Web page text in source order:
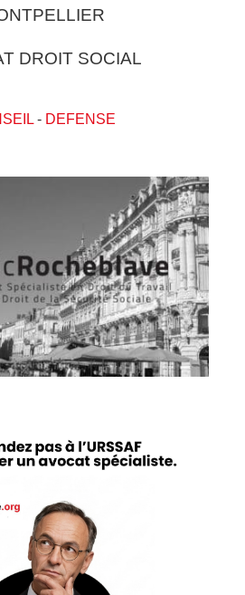
DROIT SOCIAL
- DEFENSE